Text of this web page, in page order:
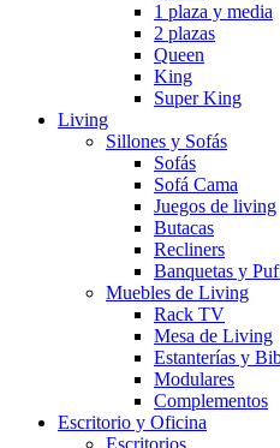
1 plaza y media
2 plazas
Queen
King
Super King
Living
Sillones y Sofás
Sofás
Sofá Cama
Juegos de living
Butacas
Recliners
Banquetas y
Muebles de Living
Rack TV
Mesa de Living
Estanterías y
Modulares
Complementos
Escritorio y Oficina
Escritorios